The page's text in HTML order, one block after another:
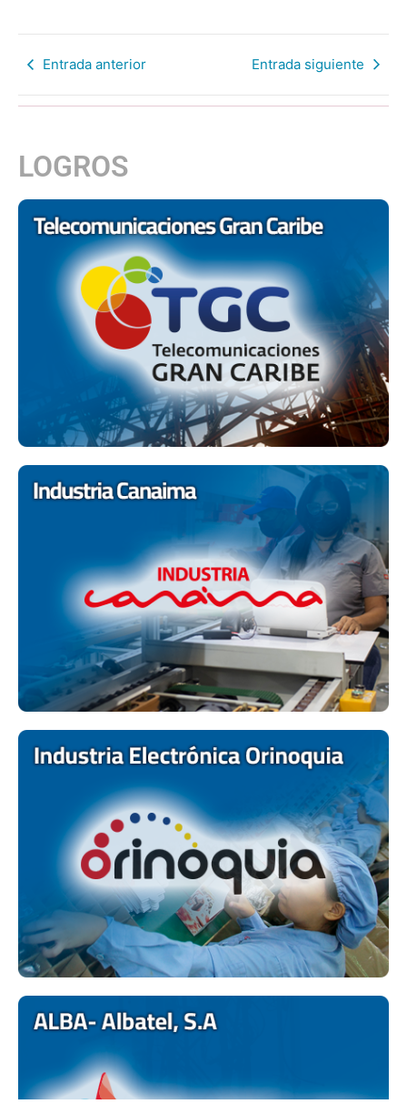
Entrada anterior Entrada siguiente
LOGROS